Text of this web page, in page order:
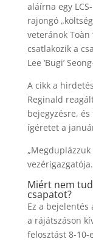
aláírna egy
rajongó
veteránok Toàn
csatlakozik a
Lee ‘Bugi’
A cikk a
Reginald
bejegyzésre,
ígéretet a
„Megduplázzuk
vezérigazgatója.
Miért nem
csapatot?
Ez a bejelentés
a rájátszáson
felosztást 8-10-